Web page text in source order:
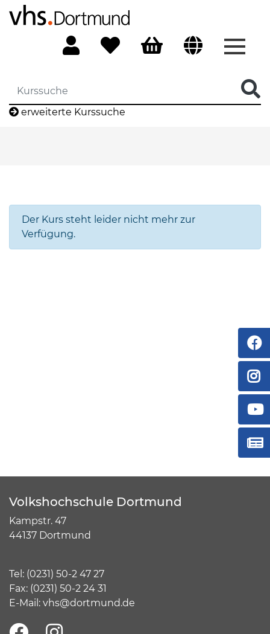
erweiterte Kurssuche
Der Kurs steht leider nicht mehr zur
Verfügung.
Volkshochschule Dortmund
Kampstr. 47
44137 Dortmund
Tel: (0231) 50-2 47 27
Fax: (0231) 50-2 24 31
E-Mail: vhs@dortmund.de